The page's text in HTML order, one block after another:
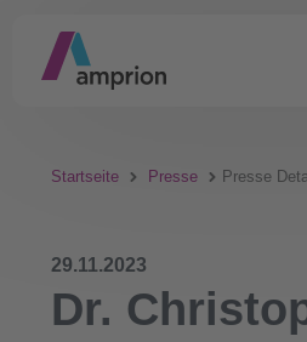
Startseite Presse Presse
29.11.2023
Dr.